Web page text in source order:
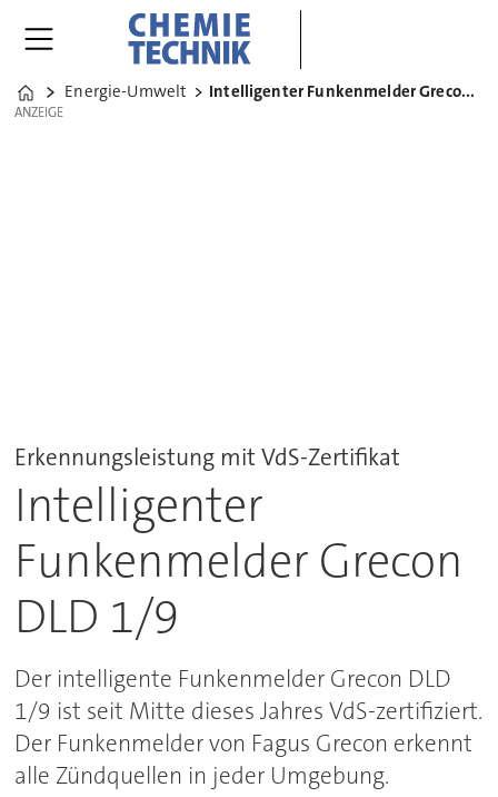
Home
Energie-Umwelt Intelligenter Funkenmelder Grecon DLD 1/9
ANZEIGE
ANZEIGE
Erkennungsleistung mit VdS-Zertifikat
Intelligenter
Funkenmelder Grecon
DLD 1/9
Der intelligente Funkenmelder Grecon DLD
1/9 ist seit Mitte dieses Jahres VdS-zertifiziert.
Der Funkenmelder von Fagus Grecon erkennt
alle Zündquellen in jeder Umgebung.